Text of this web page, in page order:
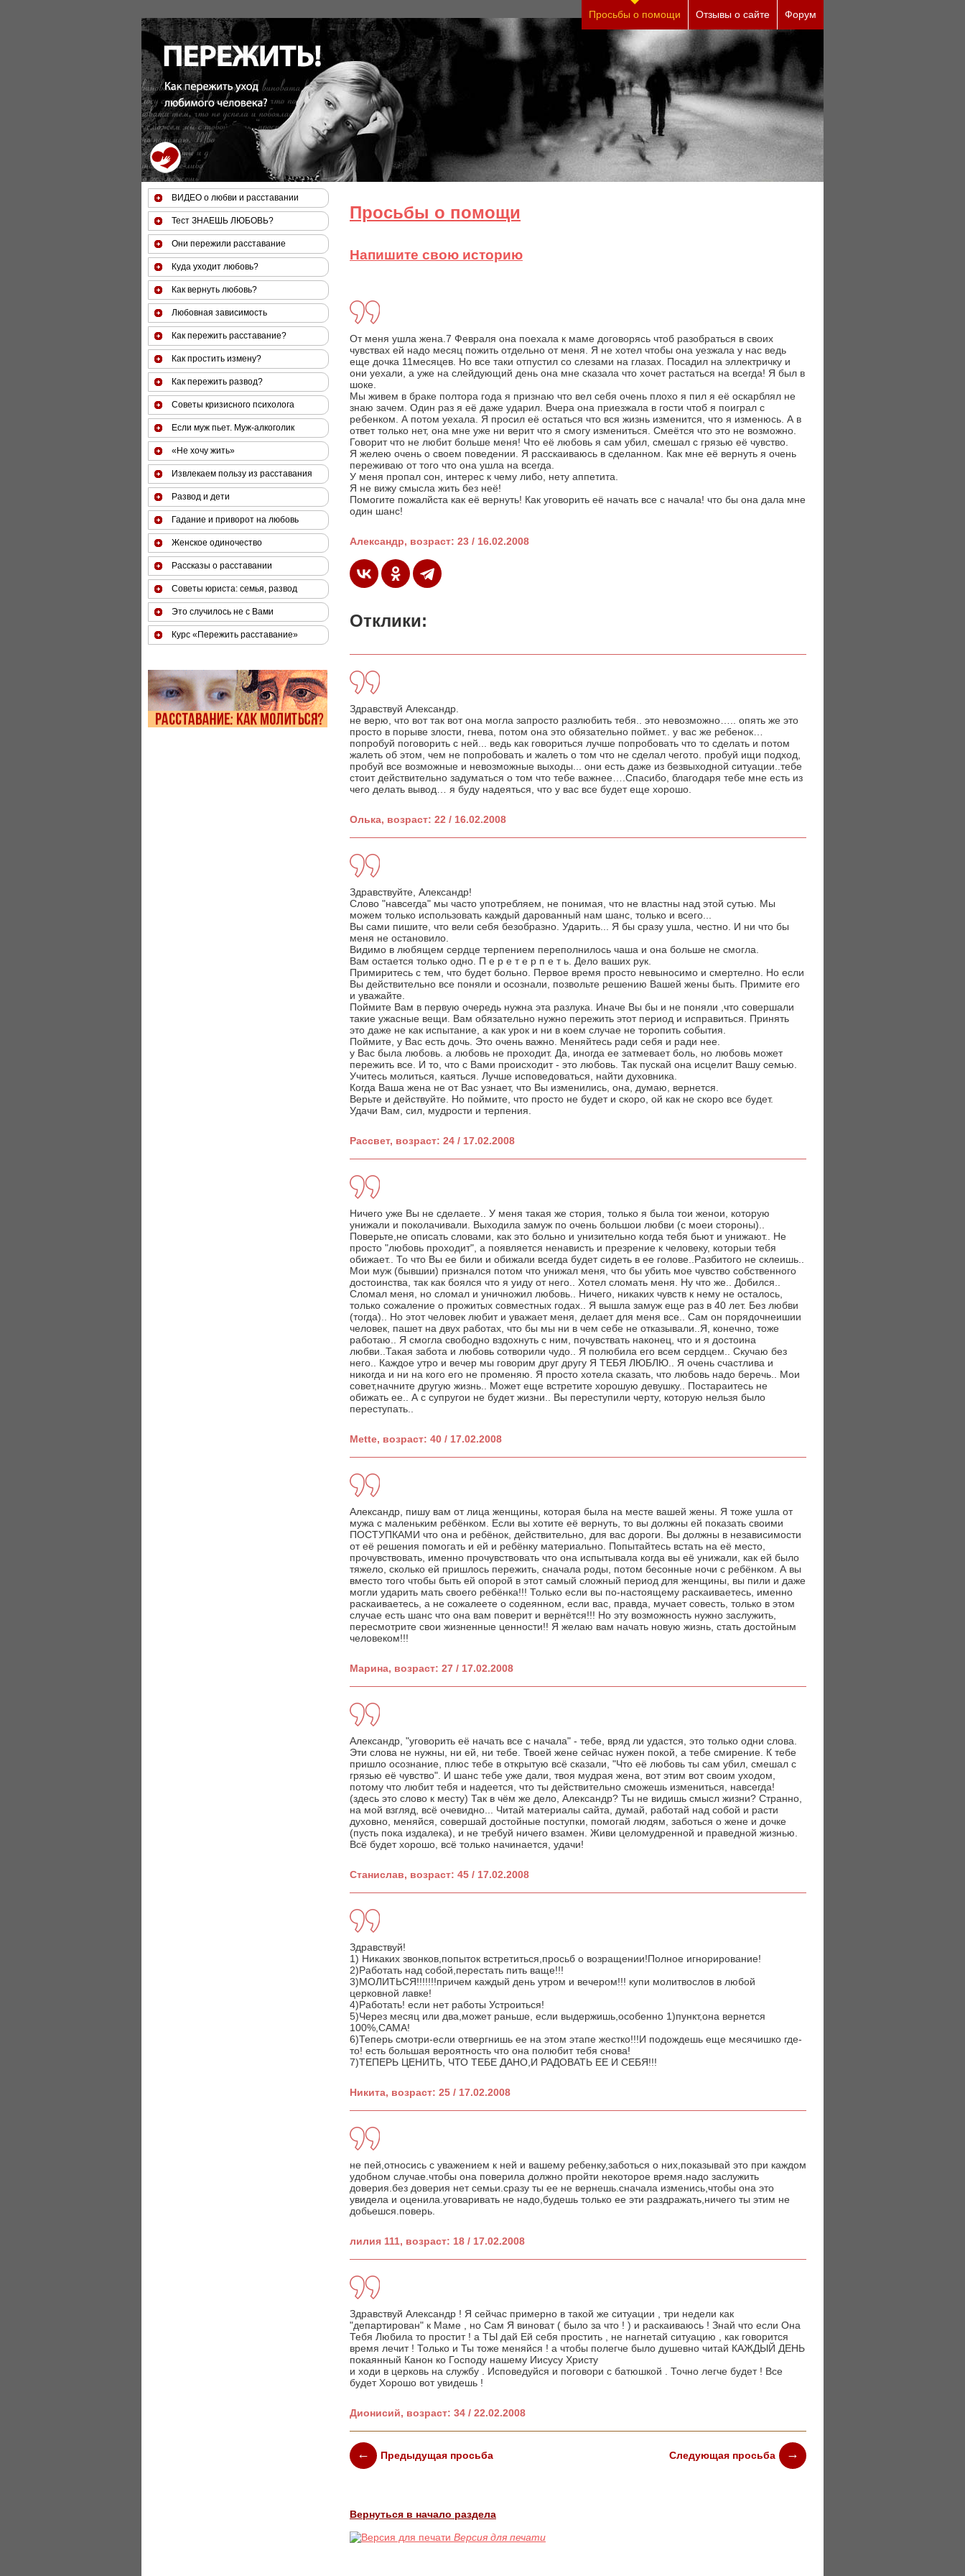
За 50 минут Вы можете оценить тяжесть своего состояния и его психологические причины (бесплатно)
Просьбы о помощи Отзывы о сайте Форум
Просьбы о помощи
Напишите свою историю
От меня ушла жена.7 Февраля она поехала к маме договорясь чтоб разобраться в своих
чувствах ей надо месяц пожить отдельно от меня. Я не хотел чтобы она уезжала у нас ведь
еще дочка 11месяцев. Но все таки отпустил со слезами на глазах. Посадил на эллектричку и
они уехали, а уже на слейдующий день она мне сказала что хочет растаться на всегда! Я был в
шоке.
Мы живем в браке полтора года я признаю что вел себя очень плохо я пил я её оскарблял не
знаю зачем. Один раз я её даже ударил. Вчера она приезжала в гости чтоб я поиграл с
ребенком. А потом уехала. Я просил её остаться что вся жизнь изменится, что я изменюсь. А в
ответ только нет, она мне уже ни верит что я смогу измениться. Смеётся что это не возможно.
Говорит что не любит больше меня! Что её любовь я сам убил, смешал с грязью её чувство.
Я желею очень о своем поведении. Я расскаиваюсь в сделанном. Как мне её вернуть я очень
переживаю от того что она ушла на всегда.
У меня пропал сон, интерес к чему либо, нету аппетита.
Я не вижу смысла жить без неё!
Помогите пожалйста как её вернуть! Как уговорить её начать все с начала! что бы она дала мне
один шанс!
Александр, возраст: 23 / 16.02.2008
Отклики:
Здравствуй Александр.
не верю, что вот так вот она могла запросто разлюбить тебя.. это невозможно….. опять же это
просто в порыве злости, гнева, потом она это обязательно поймет.. у вас же ребенок…
попробуй поговорить с ней... ведь как говориться лучше попробовать что то сделать и потом
жалеть об этом, чем не попробовать и жалеть о том что не сделал чегото. пробуй ищи подход,
пробуй все возможные и невозможные выходы... они есть даже из безвыходной ситуации..тебе
стоит действительно задуматься о том что тебе важнее….Спасибо, благодаря тебе мне есть из
чего делать вывод… я буду надеяться, что у вас все будет еще хорошо.
Олька, возраст: 22 / 16.02.2008
Здравствуйте, Александр!
Слово "навсегда" мы часто употребляем, не понимая, что не властны над этой сутью. Мы
можем только использовать каждый дарованный нам шанс, только и всего...
Вы сами пишите, что вели себя безобразно. Ударить... Я бы сразу ушла, честно. И ни что бы
меня не остановило.
Видимо в любящем сердце терпением переполнилось чаша и она больше не смогла.
Вам остается только одно. П е р е т е р п е т ь. Дело ваших рук.
Примиритесь с тем, что будет больно. Первое время просто невыносимо и смертелно. Но если
Вы действительно все поняли и осознали, позвольте решению Вашей жены быть. Примите его
и уважайте.
Поймите Вам в первую очередь нужна эта разлука. Иначе Вы бы и не поняли ,что совершали
такие ужасные вещи. Вам обязательно нужно пережить этот период и исправиться. Принять
это даже не как испытание, а как урок и ни в коем случае не торопить события.
Поймите, у Вас есть дочь. Это очень важно. Меняйтесь ради себя и ради нее.
у Вас была любовь. а любовь не проходит. Да, иногда ее затмевает боль, но любовь может
пережить все. И то, что с Вами происходит - это любовь. Так пускай она исцелит Вашу семью.
Учитесь молиться, каяться. Лучше исповедоваться, найти духовника.
Когда Ваша жена не от Вас узнает, что Вы изменились, она, думаю, вернется.
Верьте и действуйте. Но поймите, что просто не будет и скоро, ой как не скоро все будет.
Удачи Вам, сил, мудрости и терпения.
Рассвет, возраст: 24 / 17.02.2008
Ничего уже Вы не сделаете.. У меня такая же стория, только я была тои женои, которую
унижали и поколачивали. Выходила замуж по очень большои любви (с моеи стороны)..
Поверьте,не описать словами, как это больно и унизительно когда тебя бьют и унижают.. Не
просто "любовь проходит", а появляется ненависть и презрение к человеку, которыи тебя
обижает.. То что Вы ее били и обижали всегда будет сидеть в ее голове..Разбитого не склеишь..
Мои муж (бывшии) признался потом что унижал меня, что бы убить мое чувство собственного
достоинства, так как боялся что я уиду от него.. Хотел сломать меня. Ну что же.. Добился..
Сломал меня, но сломал и уничножил любовь.. Ничего, никаких чувств к нему не осталось,
только сожаление о прожитых совместных годах.. Я вышла замуж еще раз в 40 лет. Без любви
(тогда).. Но этот человек любит и уважает меня, делает для меня все.. Сам он порядочнеишии
человек, пашет на двух работах, что бы мы ни в чем себе не отказывали..Я, конечно, тоже
работаю.. Я смогла свободно вздохнуть с ним, почувствать наконец, что и я достоина
любви..Такая забота и любовь сотворили чудо.. Я полюбила его всем сердцем.. Скучаю без
него.. Каждое утро и вечер мы говорим друг другу Я ТЕБЯ ЛЮБЛЮ.. Я очень счастлива и
никогда и ни на кого его не променяю. Я просто хотела сказать, что любовь надо беречь.. Мои
совет,начните другую жизнь.. Может еще встретите хорошую девушку.. Постараитесь не
обижать ее.. А с супругои не будет жизни.. Вы переступили черту, которую нельзя было
переступать..
Mette, возраст: 40 / 17.02.2008
Александр, пишу вам от лица женщины, которая была на месте вашей жены. Я тоже ушла от
мужа с маленьким ребёнком. Если вы хотите её вернуть, то вы должны ей показать своими
ПОСТУПКАМИ что она и ребёнок, действительно, для вас дороги. Вы должны в независимости
от её решения помогать и ей и ребёнку материально. Попытайтесь встать на её место,
прочувствовать, именно прочувствовать что она испытывала когда вы её унижали, как ей было
тяжело, сколько ей пришлось пережить, сначала роды, потом бесонные ночи с ребёнком. А вы
вместо того чтобы быть ей опорой в этот самый сложный период для женщины, вы пили и даже
могли ударить мать своего ребёнка!!! Только если вы по-настоящему раскаиваетесь, именно
раскаиваетесь, а не сожалеете о содеянном, если вас, правда, мучает совесть, только в этом
случае есть шанс что она вам поверит и вернётся!!! Но эту возможность нужно заслужить,
пересмотрите свои жизненные ценности!! Я желаю вам начать новую жизнь, стать достойным
человеком!!!
Марина, возраст: 27 / 17.02.2008
Александр, "уговорить её начать все с начала" - тебе, вряд ли удастся, это только одни слова.
Эти слова не нужны, ни ей, ни тебе. Твоей жене сейчас нужен покой, а тебе смирение. К тебе
пришло осознание, плюс тебе в открытую всё сказали, "Что её любовь ты сам убил, смешал с
грязью её чувство". И шанс тебе уже дали, твоя мудрая жена, вот этим вот своим уходом,
потому что любит тебя и надеется, что ты действительно сможешь измениться, навсегда!
(здесь это слово к месту) Так в чём же дело, Александр? Ты не видишь смысл жизни? Странно,
на мой взгляд, всё очевидно... Читай материалы сайта, думай, работай над собой и расти
духовно, меняйся, совершай достойные поступки, помогай людям, заботься о жене и дочке
(пусть пока издалека), и не требуй ничего взамен. Живи целомудренной и праведной жизнью.
Всё будет хорошо, всё только начинается, удачи!
Станислав, возраст: 45 / 17.02.2008
Здравствуй!
1) Никаких звонков,попыток встретиться,просьб о возращении!Полное игнорирование!
2)Работать над собой,перестать пить ваще!!!
3)МОЛИТЬСЯ!!!!!!!причем каждый день утром и вечером!!! купи молитвослов в любой
церковной лавке!
4)Работать! если нет работы Устроиться!
5)Через месяц или два,может раньше, если выдержишь,особенно 1)пункт,она вернется
100%,САМА!
6)Теперь смотри-если отвергнишь ее на этом этапе жестко!!!И подождешь еще месячишко где-
то! есть большая вероятность что она полюбит тебя снова!
7)ТЕПЕРЬ ЦЕНИТЬ, ЧТО ТЕБЕ ДАНО,И РАДОВАТЬ ЕЕ И СЕБЯ!!!
Никита, возраст: 25 / 17.02.2008
не пей,относись с уважением к ней и вашему ребенку,заботься о них,показывай это при каждом
удобном случае.чтобы она поверила должно пройти некоторое время.надо заслужить
доверия.без доверия нет семьи.сразу ты ее не вернешь.сначала изменись,чтобы она это
увидела и оценила.уговаривать не надо,будешь только ее эти раздражать,ничего ты этим не
добьешся.поверь.
лилия 111, возраст: 18 / 17.02.2008
Здравствуй Александр ! Я сейчас примерно в такой же ситуации , три недели как
"департирован" к Маме , но Сам Я виноват ( было за что ! ) и раскаиваюсь ! Знай что если Она
Тебя Любила то простит ! а ТЫ дай Ей себя простить , не нагнетай ситуацию , как говорится
время лечит ! Только и Ты тоже меняйся ! а чтобы полегче было душевно читай КАЖДЫЙ ДЕНЬ
покаянный Канон ко Господу нашему Иисусу Христу
и ходи в церковь на службу . Исповедуйся и поговори с батюшкой . Точно легче будет ! Все
будет Хорошо вот увидешь !
Дионисий, возраст: 34 / 22.02.2008
Предыдущая просьба Следующая просьба
Вернуться в начало раздела
Версия для печати
ВИДЕО о любви и расставании
Тест ЗНАЕШЬ ЛЮБОВЬ?
Они пережили расставание
Куда уходит любовь?
Как вернуть любовь?
Любовная зависимость
Как пережить расставание?
Как простить измену?
Как пережить развод?
Советы кризисного психолога
Если муж пьет. Муж-алкоголик
«Не хочу жить»
Извлекаем пользу из расставания
Развод и дети
Гадание и приворот на любовь
Женское одиночество
Рассказы о расставании
Советы юриста: семья, развод
Это случилось не с Вами
Курс «Пережить расставание»